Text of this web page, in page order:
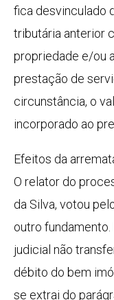
fica desvinculado
tributária anterior
propriedade e/ou
prestação de
circunstância, o
incorporado ao
Efeitos da
O relator do
da Silva, votou
outro
judicial não
débito do bem
se extrai do